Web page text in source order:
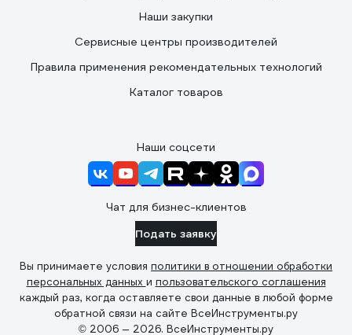
Наши закупки
Сервисные центры производителей
Правила применения рекомендательных технологий
Каталог товаров
Наши соцсети
Чат для бизнес-клиентов
Подать заявку
Вы принимаете условия политики в отношении обработки
персональных данных и пользовательского соглашения
каждый раз, когда оставляете свои данные в любой форме
обратной связи на сайте ВсеИнструменты.ру
© 2006 — 2026. ВсеИнструменты.ру